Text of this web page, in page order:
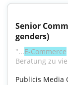
Senior
genders)
"...E-Commerce
Beratung zu
Publicis Media